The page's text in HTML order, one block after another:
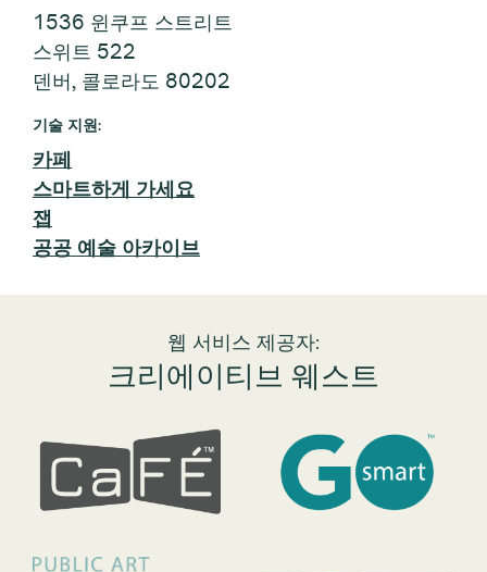
1536 윈쿠프 스트리트
스위트 522
덴버, 콜로라도 80202
기술 지원:
카페
스마트하게 가세요
잽
공공 예술 아카이브
웹 서비스 제공자:
크리에이티브 웨스트